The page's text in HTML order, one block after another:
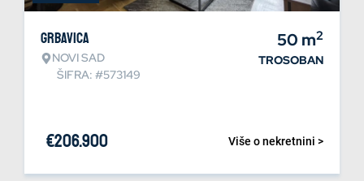
Grbavica
NOVI SAD
ŠIFRA: #573149
50 m2
TROSOBAN
Više o nekretnini >
€206.900